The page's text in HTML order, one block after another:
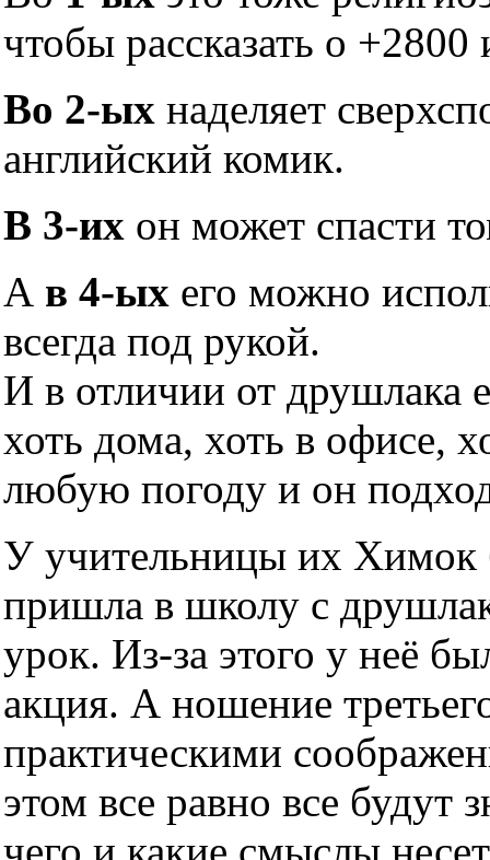
чтобы рассказать о +2800
Во 2-ых наделяет
английский комик.
В 3-их он может спасти
А в 4-ых его можно
всегда под рукой.
И в отличии от друшлака
хоть дома, хоть в офисе,
любую погоду и он
У учительницы их Химок
пришла в школу с
урок. Из-за этого у неё
акция. А ношение
практическими
этом все равно все будут